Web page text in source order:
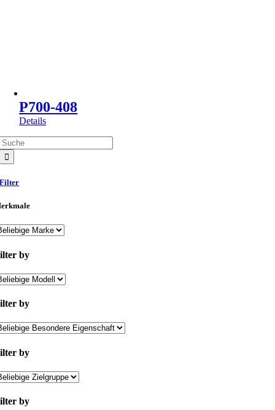
P700-408
Details
Filter
by
by
by
by